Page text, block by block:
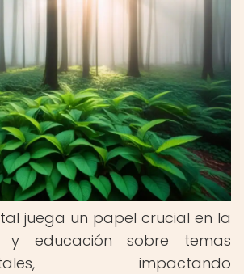
juega un papel crucial en la
y educación sobre temas
impactando